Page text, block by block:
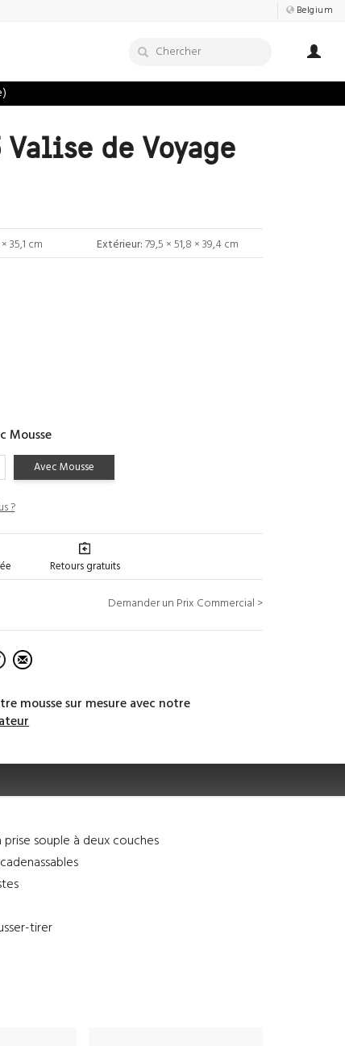
Belgium
Valise de Voyage
35,1 cm Extérieur:79,5 × 51,8 × 39,4 cm
Mousse
Avec Mousse
?
Retours gratuits
Demander un Prix Commercial >
mousse sur mesure avec notre
souple à deux couches
tirer